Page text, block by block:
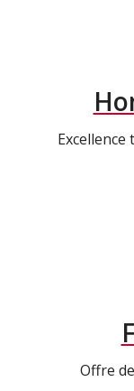
Offre